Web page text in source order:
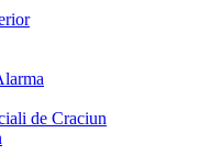
de Craciun